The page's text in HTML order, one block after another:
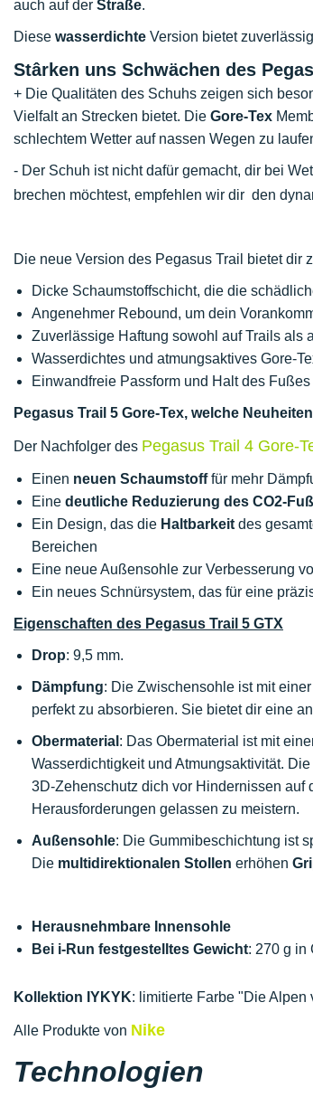
auch auf der Straße.
Diese wasserdichte Version bietet
Stârken uns Schwächen des
+ Die Qualitäten des Schuhs zeigen sich
Vielfalt an Strecken bietet. Die Gore-Tex
schlechtem Wetter auf nassen Wegen zu
- Der Schuh ist nicht dafür gemacht, dir bei
brechen möchtest, empfehlen wir dir den
Die neue Version des Pegasus Trail bietet dir
Dicke Schaumstoffschicht, die die
Angenehmer Rebound, um dein
Zuverlässige Haftung sowohl auf Trails als
Wasserdichtes und atmungsaktives Gore-
Einwandfreie Passform und Halt des Fußes
Pegasus Trail 5 Gore-Tex, welche
Der Nachfolger des Pegasus Trail 4 Gore-
Einen neuen Schaumstofffür mehr
Eine deutliche Reduzierung des CO2-
Ein Design, das die Haltbarkeit des
Bereichen
Eine neue Außensohle zur Verbesserung
Ein neues Schnürsystem, das für eine
Eigenschaften des Pegasus Trail 5 GTX
Drop: 9,5 mm.
Dämpfung: Die Zwischensohle ist mit
perfekt zu absorbieren. Sie bietet dir eine
Obermaterial : Das Obermaterial ist mit
Wasserdichtigkeit und Atmungsaktivität.
3D-Zehenschutz dich vor Hindernissen auf
Herausforderungen gelassen zu meistern.
Außensohle: Die Gummibeschichtung ist
Die multidirektionalen Stollen erhöhen
Herausnehmbare Innensohle
Bei i-Run festgestelltes Gewicht: 270 g in
Kollektion IYKYK: limitierte Farbe "Die Alpen
Alle Produkte von Nike
Technologien